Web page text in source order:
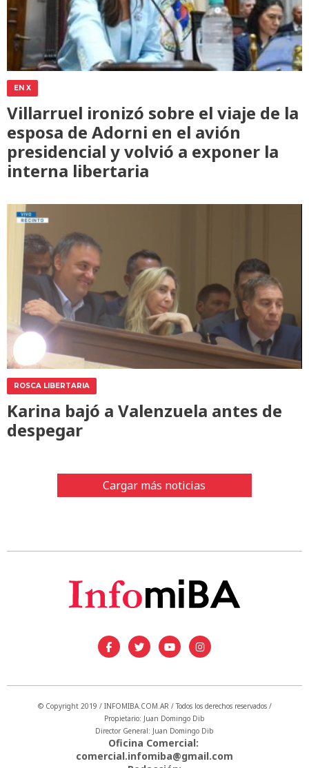
EN X
Villarruel ironizó sobre el viaje de la
esposa de Adorni en el avión
presidencial y volvió a exponer la
interna libertaria
ROSCA LIBERTARIA
Karina bajó a Valenzuela antes de
despegar
Cargar más noticias
© Copyright 2019 / INFOMIBA.COM.AR / Todos los derechos reservados /
Propietario: Juan Domingo Dib
Director General: Juan Domingo Dib
Oficina Comercial:
comercial.infomiba@gmail.com